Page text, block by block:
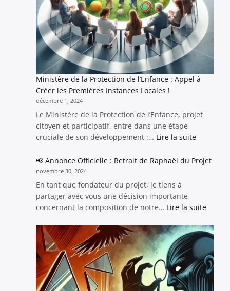
complotistes
:
comprendre
et
agir
Ministère de la Protection de l’Enfance : Appel à
Créer les Premières Instances Locales !
décembre 1, 2024
Le Ministère de la Protection de l’Enfance, projet
citoyen et participatif, entre dans une étape
cruciale de son développement :… Lire la suite:
de
l’Enfance
Appel
à
Créer
les
Premières
Instances
📢 Annonce Officielle : Retrait de Raphaël du Projet
novembre 30, 2024
En tant que fondateur du projet, je tiens à
partager avec vous une décision importante
concernant la composition de notre… Lire la suite:
:
Retrait
de